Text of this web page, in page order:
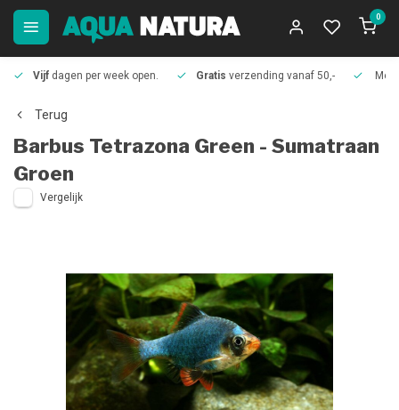
0
Vijf dagen per week open. Gratis verzending vanaf 50,-
Terug
Barbus Tetrazona Green - Sumatraan
Groen
Vergelijk